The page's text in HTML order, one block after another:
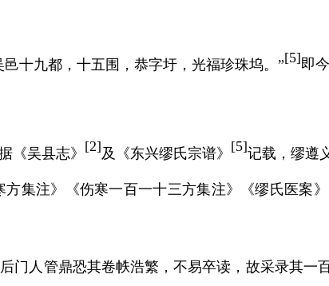
十九都，十五围，恭字圩，光福珍珠坞。”[5]即
《吴县志》 [2]及《东兴缪氏宗谱》 [5]记载，缪遵
方集注》《伤寒一百一十三方集注》《缪氏医案
门人管鼎恐其卷帙浩繁，不易卒读，故采录其